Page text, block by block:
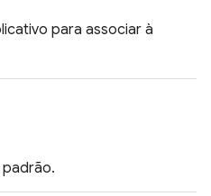
para associar à